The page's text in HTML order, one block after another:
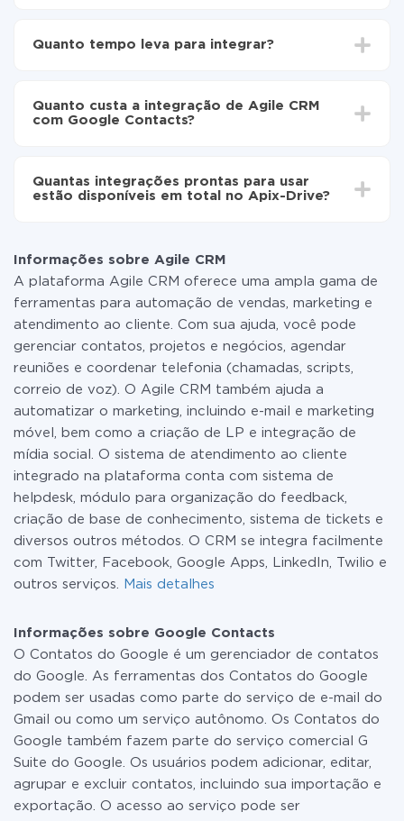
Google Contacts
automaticamente de Agile CRM para Google
Contacts
Quanto tempo leva para integrar?
30 minutos. Em média, a configuração leva de 10 a 15
minutos.
Quanto custa a integração de Agile CRM
com Google Contacts?
as tarifas. Você paga apenas pela quantidade de
dados que é realmente transferida de um de seus
ou mudar para um de pago, se necessário. Mais
detalhes sobretarifas.
Quantas integrações prontas para usar
estão disponíveis em total no Apix-Drive?
Informações sobre Agile CRM
A plataforma Agile CRM oferece uma ampla gama de
ferramentas para automação de vendas, marketing e
atendimento ao cliente. Com sua ajuda, você pode
gerenciar contatos, projetos e negócios, agendar
reuniões e coordenar telefonia (chamadas, scripts,
correio de voz). O Agile CRM também ajuda a
automatizar o marketing, incluindo e-mail e marketing
móvel, bem como a criação de LP e integração de
mídia social. O sistema de atendimento ao cliente
integrado na plataforma conta com sistema de
helpdesk, módulo para organização do feedback,
criação de base de conhecimento, sistema de tickets e
diversos outros métodos. O CRM se integra facilmente
com Twitter, Facebook, Google Apps, LinkedIn, Twilio e
outros serviços.
Mais detalhes
Informações sobre Google Contacts
O Contatos do Google é um gerenciador de contatos
do Google. As ferramentas dos Contatos do Google
podem ser usadas como parte do serviço de e-mail do
Gmail ou como um serviço autônomo. Os Contatos do
Google também fazem parte do serviço comercial G
Suite do Google. Os usuários podem adicionar, editar,
agrupar e excluir contatos, incluindo sua importação e
exportação. O acesso ao serviço pode ser